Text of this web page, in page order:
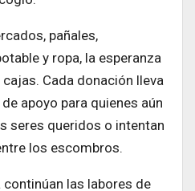
pañales,
y ropa, la esperanza
Cada donación lleva
apoyo para quienes aún
seres queridos o intentan
los escombros.
las labores de